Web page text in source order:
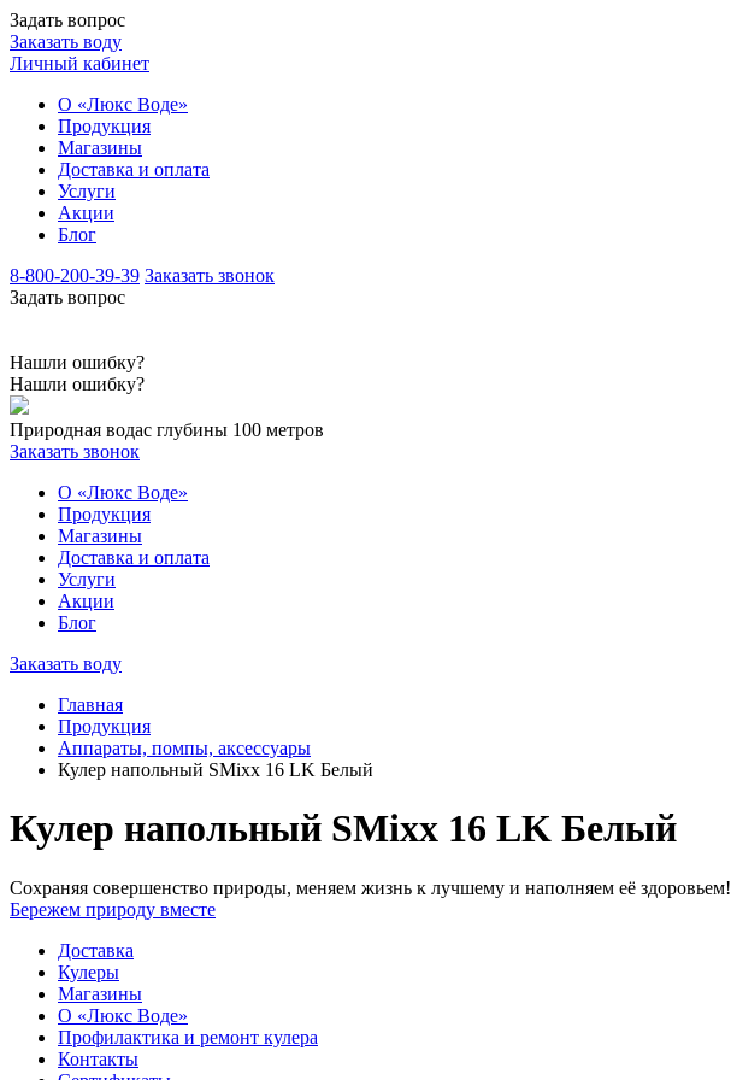
Задать вопрос
Заказать воду
Личный кабинет
О «Люкс Воде»
Продукция
Магазины
Доставка и оплата
Услуги
Акции
Блог
8-800-200-39-39 Заказать звонок
Задать вопрос
Нашли ошибку?
Нашли ошибку?
Природная водас глубины 100 метров
Заказать звонок
О «Люкс Воде»
Продукция
Магазины
Доставка и оплата
Услуги
Акции
Блог
Заказать воду
Главная
Продукция
Аппараты, помпы, аксессуары
Кулер напольный SMixx 16 LK Белый
Кулер напольный SMixx 16 LK Белый
Сохраняя совершенство природы, меняем жизнь к лучшему и наполняем её здоровьем!
Бережем природу вместе
Доставка
Кулеры
Магазины
О «Люкс Воде»
Профилактика и ремонт кулера
Контакты